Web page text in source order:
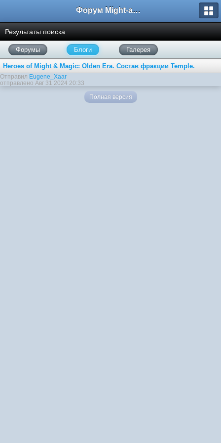
Форум Might-and-Magic.ru
Результаты поиска
Форумы Блоги Галерея
Heroes of Might & Magic: Olden Era. Состав фракции Temple.
Отправил Eugene_Xaar
отправлено Авг 31 2024 20:33
Полная версия